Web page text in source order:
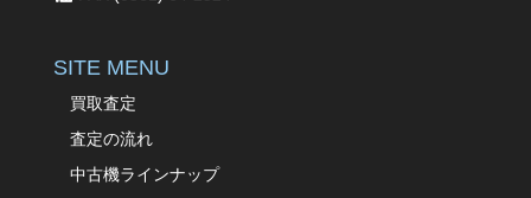
SITE MENU
買取査定
査定の流れ
中古機ラインナップ